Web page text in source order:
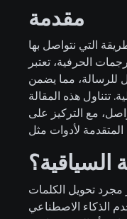
مقدمة
التي نتواصل بها
الحرفية، تعتبر
للرسالة، مما يضمن
تتناول هذه المقالة
مع التركيز على
السياقية؟
مجرد تحويل الكلمات
الذكاء الاصطناعي